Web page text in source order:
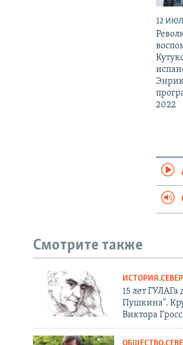
12
2022
Смотрите также
ИСТОРИЯ.СЕВЕР
15 лет ГУЛАГа
Пушкина".
Виктора